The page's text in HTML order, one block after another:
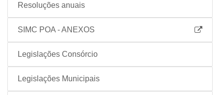
Resoluções anuais
SIMC POA - ANEXOS
Legislações Consórcio
Legislações Municipais